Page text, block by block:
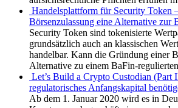
Handelsplattform für Security Token
Börsenzulassung eine Alternative zur
Security Token sind tokenisierte
grundsätzlich auch an klassischen
handelbar. Kann die Gründung einer
Alternative zu einem BaFin-
Let’s Build a Crypto Custodian (Part
regulatorisches Anfangskapital
Ab dem 1. Januar 2020 wird es in